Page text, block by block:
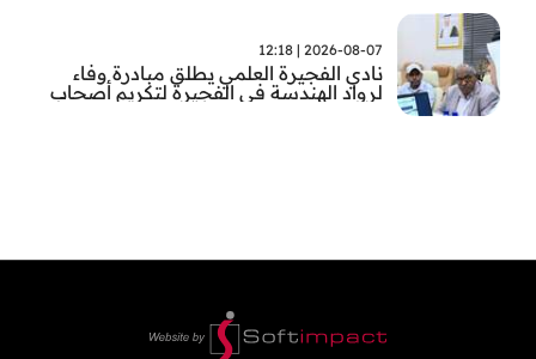
2026-08-07 | 12:18
نادي الفجيرة العلمي يطلق مبادرة وفاء
لرواد الهندسة في الفجيرة لتكريم أصحاب